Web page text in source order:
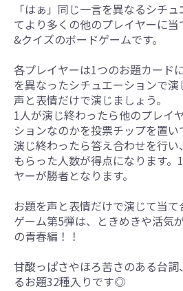
「はぁ」同じ一言を異なるシチ
てより多くの他のプレイヤーに当
&クイズのボードゲームです。
各プレイヤーは1つのお題カード
を異なったシチュエーションで
声と表情だけで演じましょう。
1人が演じ終わったら他のプレイ
ションなのかを投票チップを置
演じ終わったら答え合わせを行
もらった人数が得点になります
ヤーが勝者となります。
お題を声と表情だけで演じて当
ゲーム第5弾は、ときめきや活気
の青春編！！
甘酸っぱさやほろ苦さのある台
るお題32種入りです◎